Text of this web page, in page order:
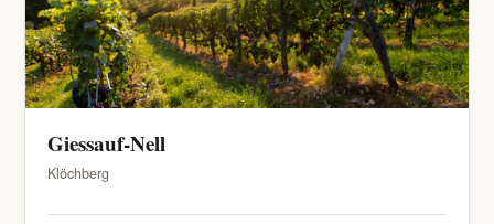
Giessauf-Nell
Klöchberg